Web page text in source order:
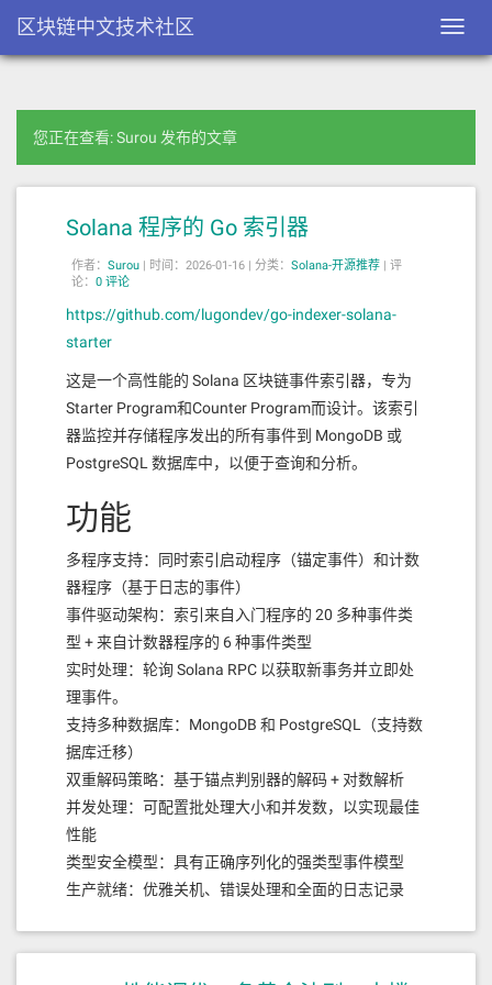
区块链中文技术社区
您正在查看: Surou 发布的文章
Solana 程序的 Go 索引器
作者： Surou | 时间：2026-01-16 | 分类： Solana-开源推荐 | 评
论： 0 评论
https://github.com/lugondev/go-indexer-solana-
starter
这是一个高性能的 Solana 区块链事件索引器，专为
Starter Program和Counter Program而设计。该索引
器监控并存储程序发出的所有事件到 MongoDB 或
PostgreSQL 数据库中，以便于查询和分析。
功能
多程序支持：同时索引启动程序（锚定事件）和计数
器程序（基于日志的事件）
事件驱动架构：索引来自入门程序的 20 多种事件类
型 + 来自计数器程序的 6 种事件类型
实时处理：轮询 Solana RPC 以获取新事务并立即处
理事件。
支持多种数据库：MongoDB 和 PostgreSQL（支持数
据库迁移）
双重解码策略：基于锚点判别器的解码 + 对数解析
并发处理：可配置批处理大小和并发数，以实现最佳
性能
类型安全模型：具有正确序列化的强类型事件模型
生产就绪：优雅关机、错误处理和全面的日志记录